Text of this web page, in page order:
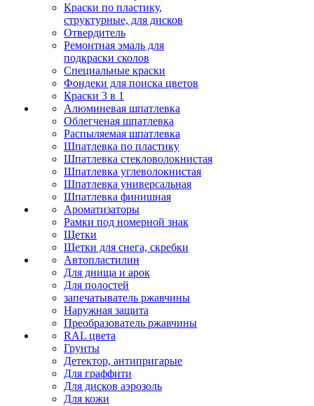
Краски по пластику,
структурные, для дисков
Отвердитель
Ремонтная эмаль для
подкраски сколов
Специальные краски
Фондеки для поиска цветов
Краски 3 в 1
Алюминевая шпатлевка
Облегченая шпатлевка
Распыляемая шпатлевка
Шпатлевка по пластику
Шпатлевка стекловолокнистая
Шпатлевка углеволокнистая
Шпатлевка универсальная
Шпатлевка финишная
Ароматизаторы
Рамки под номерной знак
Щетки
Щетки для снега, скребки
Автопластилин
Для днища и арок
Для полостей
запечатыватель ржавчины
Наружная защита
Преобразователь ржавчины
RAL цвета
Грунты
Детектор, антипригарые
Для граффити
Для дисков аэрозоль
Для кожи